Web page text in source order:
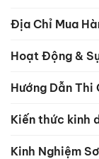
Địa Chỉ Mua
Hoạt Động &
Hướng Dẫn Thi
Kiến thức kinh
Kinh Nghiệm